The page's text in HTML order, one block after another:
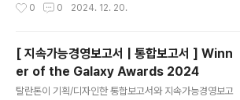
t the 2024 Spotlight Awards. Winners include:L
(Platinum, Global Top 15)KB Financial Group 20
23 Sustainability Report (Platinum, Global Top 1
6)Dong-A Socio Group 2023 Happiness Report
(Gold, Global Top 35)NAVER Corporation 2022 I
0 0 2024. 12. 20.
[ 지속가능경영보고서 | 통합보고서 ] Winn
er of the Galaxy Awards 2024
탈란톤이 기획/디자인한 통합보고서와 지속가능경영보고